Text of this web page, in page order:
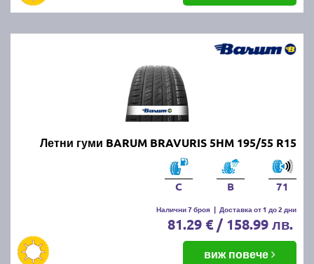
Летни гуми BARUM BRAVURIS 5HM 195/55 R15
C B 71
Налични 7 броя | Доставка от 1 до 2 дни
81.29 € / 158.99 лв.
виж повече